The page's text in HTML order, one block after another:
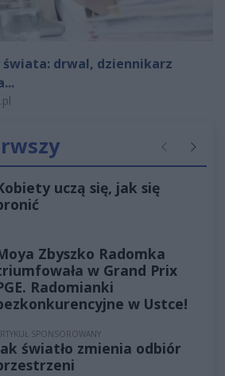
drwal, dziennikarz
Poprzednie
uczą się, jak się
Zbyszko Radomka
w Grand Prix
Radomianki
w Ustce!
SPONSOROWANY
światło zmienia odbiór